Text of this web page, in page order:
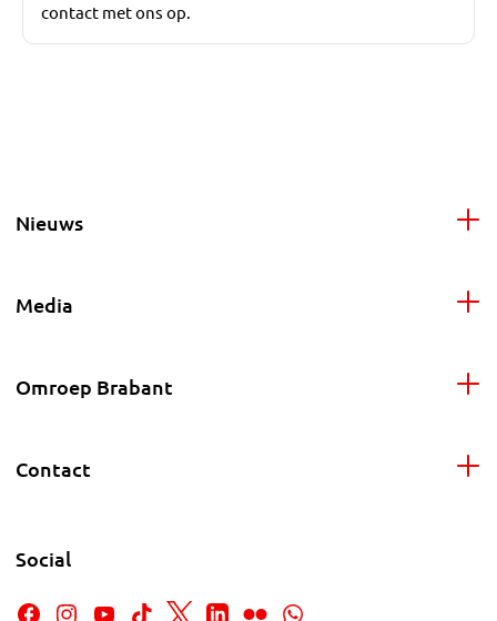
contact met ons op.
Nieuws
Media
Omroep Brabant
Contact
Social